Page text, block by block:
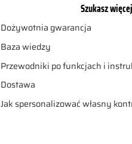
Szukasz
Dożywotnia gwarancja
Baza wiedzy
Przewodniki po funkcjach i
Dostawa
Jak spersonalizować własny